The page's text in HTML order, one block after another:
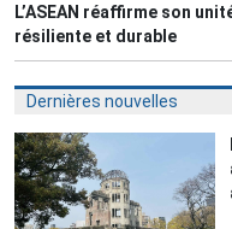
L’ASEAN réaffirme son
résiliente et durable
Dernières nouvelles